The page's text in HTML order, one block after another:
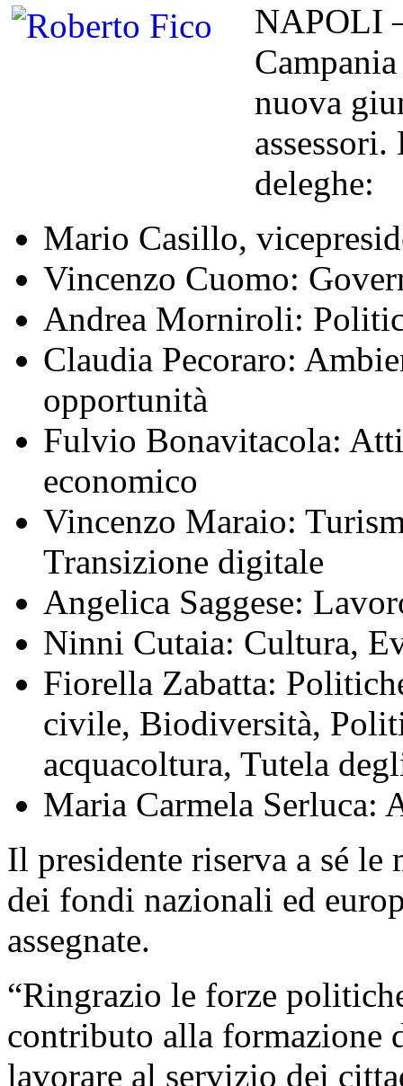
NAPOLI
nuova
deleghe:
Mario Casillo,
Vincenzo Cuomo:
Andrea Morniroli:
Claudia Pecoraro:
opportunità
Fulvio Bonavitacola:
economico
Vincenzo Maraio:
Transizione digitale
Angelica Saggese:
Ninni Cutaia: Cultura,
Fiorella Zabatta:
civile, Biodiversità,
acquacoltura, Tutela
Maria Carmela Serluca:
Il presidente riserva a sé
dei fondi nazionali ed
assegnate.
“Ringrazio le forze
contributo alla formazione
lavorare al servizio dei